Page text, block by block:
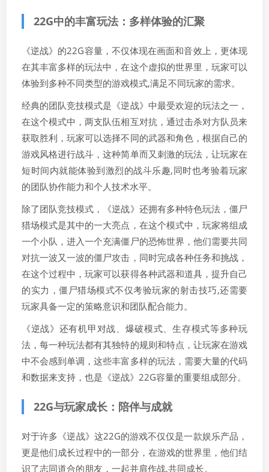
22G中的丰富玩法：多样体验的汇聚
《逆战》的22G容量，不仅体现在画面和音效上，更体现
在其丰富多样的玩法中，在这个虚拟的世界里，玩家可以
体验到多种不同类型的游戏模式,满足不同玩家的需求。
经典的团队竞技模式是《逆战》中最受欢迎的玩法之一，
在这个模式中，两支队伍相互对抗，通过击杀对方队员来
获取胜利，玩家可以选择不同的武器和角色，根据自己的
游戏风格进行战斗，这种简单而又刺激的玩法，让玩家在
短时间内就能体验到激烈的战斗乐趣,同时也考验着玩家
的团队协作能力和个人技术水平。
除了团队竞技模式，《逆战》还拥有多种特色玩法，僵尸
猎场模式是其中的一大亮点，在这个模式中，玩家将组成
一个小队，进入一个充满僵尸的恐怖世界，他们需要共同
对抗一波又一波的僵尸攻击，同时完成各种任务和挑战，
在这个过程中，玩家可以获得各种武器和道具，提升自己
的实力，僵尸猎场模式不仅考验玩家的射击技巧,还需要
玩家具备一定的策略意识和团队配合能力。
《逆战》还有机甲对战、爆破模式、生存模式等多种玩
法，每一种玩法都有其独特的规则和特点，让玩家在游戏
中不会感到单调，这些丰富多样的玩法，需要大量的代码
和数据来支持，也是《逆战》22G容量的重要组成部分。
22G与玩家成长：陪伴与成就
对于许多《逆战》这22G的游戏不仅仅是一款娱乐产品，
更是他们成长过程中的一部分，在游戏的世界里，他们结
识了志同道合的朋友，一起并肩作战,共同成长。